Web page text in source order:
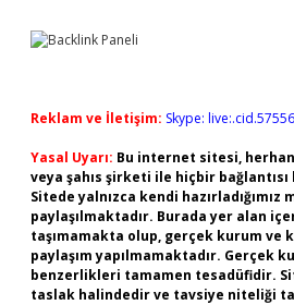
Reklam ve İletişim: Skype:
Yasal Uyarı: Bu internet sitesi,
veya şahıs şirketi ile hiçbir
Sitede yalnızca kendi hazırladığımız
paylaşılmaktadır. Burada yer alan
taşımamakta olup, gerçek kurum ve
paylaşım yapılmamaktadır. Gerçek
benzerlikleri tamamen tesadüfidir.
taslak halindedir ve tavsiye niteliği